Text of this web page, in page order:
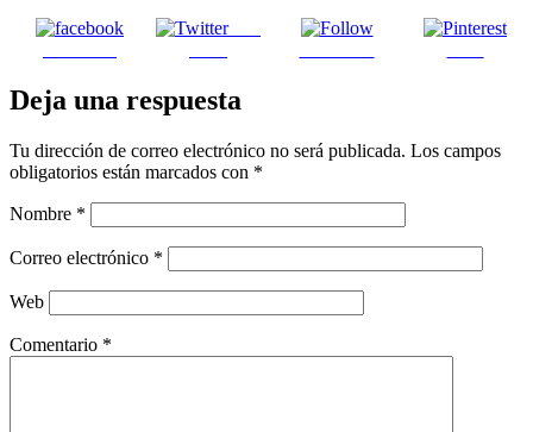
Post
Deja una respuesta
Tu dirección de correo electrónico no será publicada. Los campos
obligatorios están marcados con *
Nombre *
Correo electrónico *
Web
Comentario *